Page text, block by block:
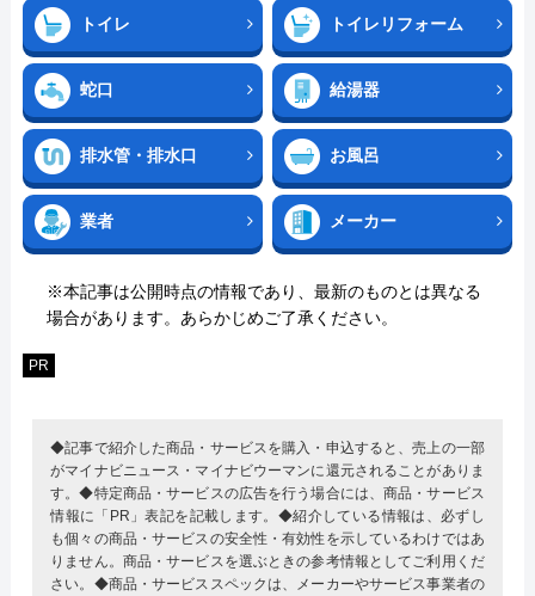
トイレ トイレリフォーム
蛇口 給湯器
排水管・排水口 お風呂
業者 メーカー
※本記事は公開時点の情報であり、最新のものとは異なる
場合があります。あらかじめご了承ください。
PR
◆記事で紹介した商品・サービスを購入・申込すると、売上の一部
がマイナビニュース・マイナビウーマンに還元されることがありま
す。◆特定商品・サービスの広告を行う場合には、商品・サービス
情報に「PR」表記を記載します。◆紹介している情報は、必ずし
も個々の商品・サービスの安全性・有効性を示しているわけではあ
りません。商品・サービスを選ぶときの参考情報としてご利用くだ
さい。◆商品・サービススペックは、メーカーやサービス事業者の